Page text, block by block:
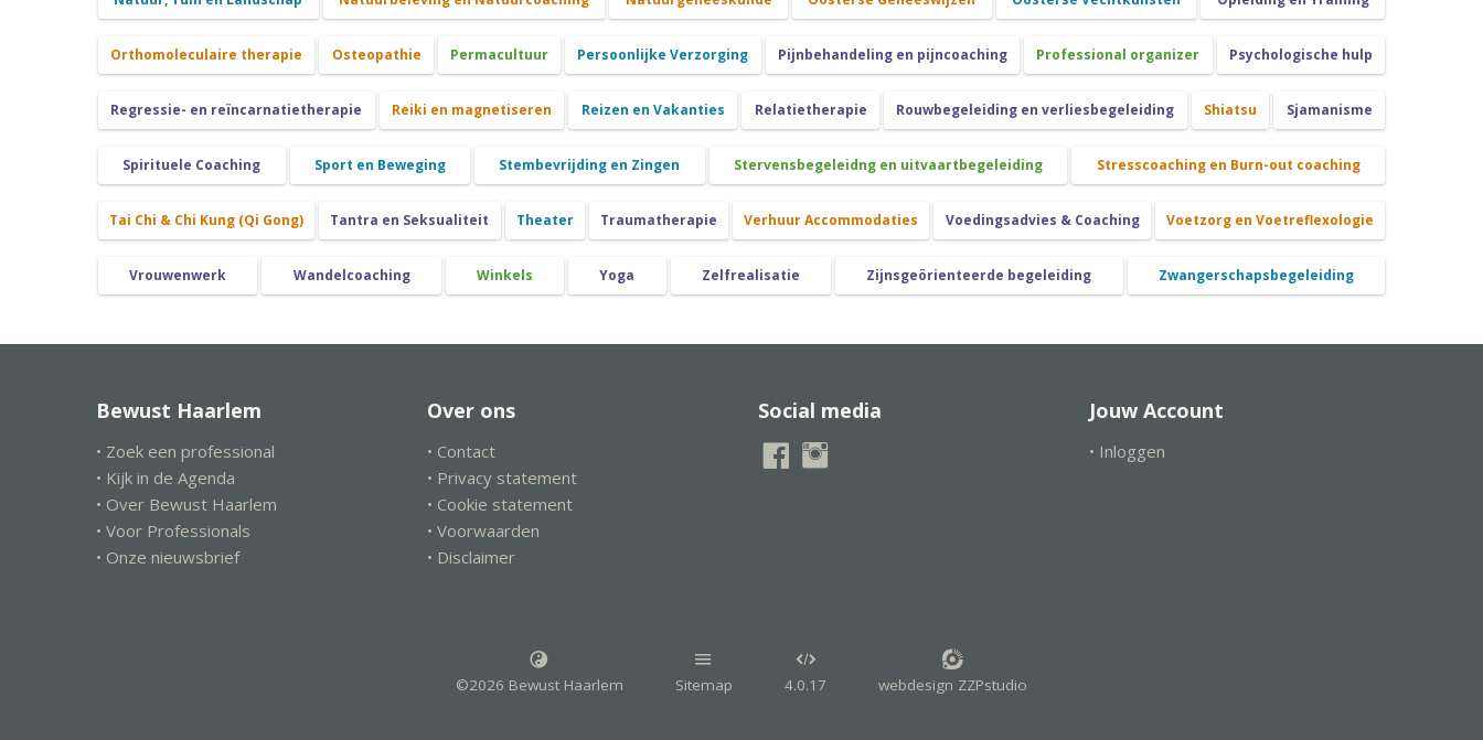
Orthomoleculaire therapie Osteopathie Permacultuur Persoonlijke Verzorging Pijnbehandeling en pijncoaching Professional organizer Psychologische hulp
Regressie- en reïncarnatietherapie Reiki en magnetiseren Reizen en Vakanties Relatietherapie Rouwbegeleiding en verliesbegeleiding Shiatsu Sjamanisme
Spirituele Coaching Sport en Beweging Stembevrijding en Zingen Stervensbegeleidng en uitvaartbegeleiding Stresscoaching en Burn-out coaching
Tai Chi & Chi Kung (Qi Gong) Tantra en Seksualiteit Theater Traumatherapie Verhuur Accommodaties Voedingsadvies & Coaching Voetzorg en Voetreflexologie
Vrouwenwerk Wandelcoaching Winkels Yoga Zelfrealisatie Zijnsgeörienteerde begeleiding Zwangerschapsbegeleiding
Bewust Haarlem
• Zoek een professional
• Kijk in de Agenda
• Over Bewust Haarlem
• Voor Professionals
• Onze nieuwsbrief
Over ons
• Contact
• Privacy statement
• Cookie statement
• Voorwaarden
• Disclaimer
Social media Jouw Account
• Inloggen
©2026 Bewust Haarlem Sitemap 4.0.17 webdesign ZZPstudio